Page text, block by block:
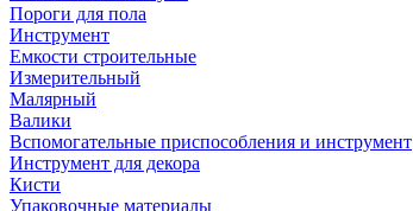
Пороги для пола
Инструмент
Емкости строительные
Измерительный
Малярный
Валики
Вспомогательные приспособления и инструмент
Инструмент для декора
Кисти
Упаковочные материалы